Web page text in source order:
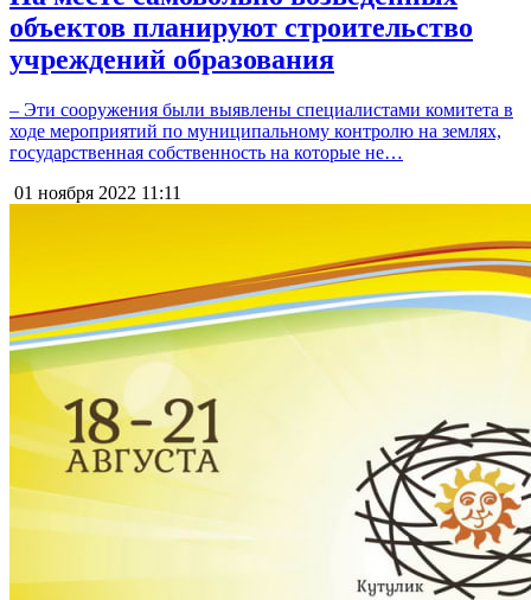
объектов планируют строительство
учреждений образования
– Эти сооружения были выявлены специалистами комитета в
ходе мероприятий по муниципальному контролю на землях,
государственная собственность на которые не…
01 ноября 2022 11:11